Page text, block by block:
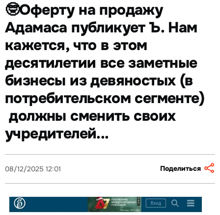
🤓Оферту на продажу
Адамаса публикует Ъ. Нам
кажется, что в этом
десятилетии все заметные
бизнесы из девяностых (в
потребительском сегменте)
должны сменить своих
учредителей...
08/12/2025 12:01 Поделиться